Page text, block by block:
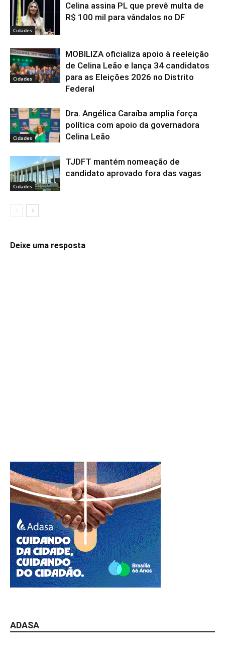
Cidades
Celina assina PL que prevê multa de
R$ 100 mil para vândalos no DF
Cidades
MOBILIZA oficializa apoio à reeleição
de Celina Leão e lança 34 candidatos
para as Eleições 2026 no Distrito
Federal
Cidades
Dra. Angélica Caraíba amplia força
política com apoio da governadora
Celina Leão
Cidades
TJDFT mantém nomeação de
candidato aprovado fora das vagas
Deixe uma resposta
ADASA